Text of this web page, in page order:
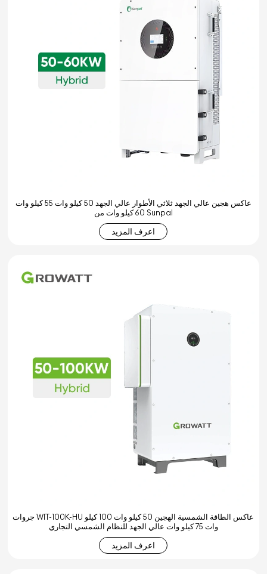
عاكس هجين عالي الجهد ثلاثي الأطوار عالي الجهد 50 كيلو وات 55 كيلو وات
60 كيلو وات من Sunpal
اعرف المزيد
جروات WIT-100K-HU عاكس الطاقة الشمسية الهجين 50 كيلو وات 100 كيلو
وات 75 كيلو وات عالي الجهد للنظام الشمسي التجاري
اعرف المزيد